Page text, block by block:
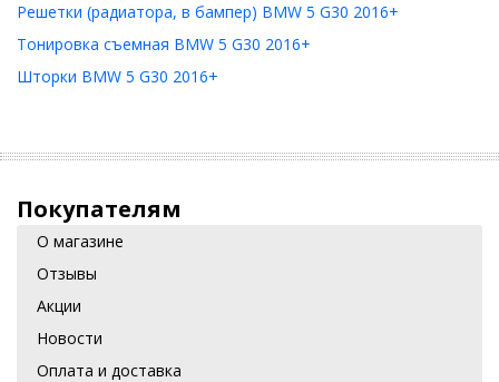
Решетки (радиатора, в бампер) BMW 5 G30 2016+
Тонировка съемная BMW 5 G30 2016+
Шторки BMW 5 G30 2016+
Покупателям
О магазине
Отзывы
Акции
Новости
Оплата и доставка